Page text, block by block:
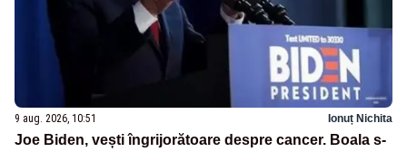
9 aug. 2026, 10:51 Ionuț Nichita
Joe Biden, vești îngrijorătoare despre cancer. Boala s-